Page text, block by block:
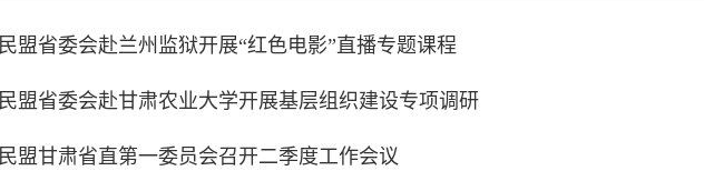
民盟省委会赴兰州监狱开展“红色电影”直播专题课程
民盟省委会赴甘肃农业大学开展基层组织建设专项调研
民盟甘肃省直第一委员会召开二季度工作会议